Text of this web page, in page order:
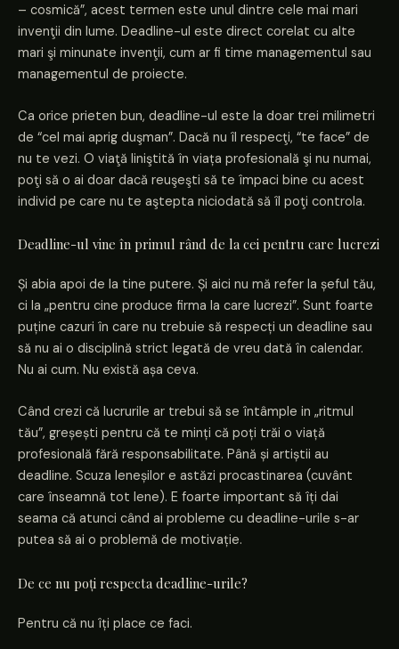
– cosmică”, acest termen este unul dintre cele mai mari
invenţii din lume. Deadline-ul este direct corelat cu alte
mari şi minunate invenţii, cum ar fi time managementul sau
managementul de proiecte.
Ca orice prieten bun, deadline-ul este la doar trei milimetri
de “cel mai aprig duşman”. Dacă nu îl respecţi, “te face” de
nu te vezi. O viaţă liniştită în viața profesională şi nu numai,
poţi să o ai doar dacă reuşeşti să te împaci bine cu acest
individ pe care nu te aştepta niciodată să îl poţi controla.
Deadline-ul vine în primul rând de la cei pentru care lucrezi
Și abia apoi de la tine putere. Și aici nu mă refer la șeful tău,
ci la „pentru cine produce firma la care lucrezi”. Sunt foarte
puține cazuri în care nu trebuie să respecți un deadline sau
să nu ai o disciplină strict legată de vreu dată în calendar.
Nu ai cum. Nu există așa ceva.
Când crezi că lucrurile ar trebui să se întâmple in „ritmul
tău”, greșești pentru că te minți că poți trăi o viață
profesională fără responsabilitate. Până și artiștii au
deadline. Scuza leneșilor e astăzi procastinarea (cuvânt
care înseamnă tot lene). E foarte important să îți dai
seama că atunci când ai probleme cu deadline-urile s-ar
putea să ai o problemă de motivație.
De ce nu poți respecta deadline-urile?
Pentru că nu îți place ce faci.